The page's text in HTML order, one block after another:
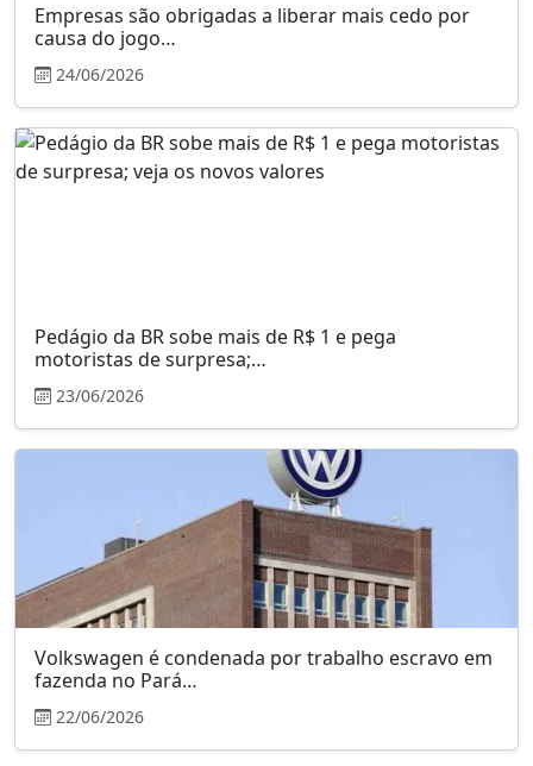
Empresas são obrigadas a liberar mais cedo por
causa do jogo…
24/06/2026
Pedágio da BR sobe mais de R$ 1 e pega
motoristas de surpresa;…
23/06/2026
Volkswagen é condenada por trabalho escravo em
fazenda no Pará…
22/06/2026